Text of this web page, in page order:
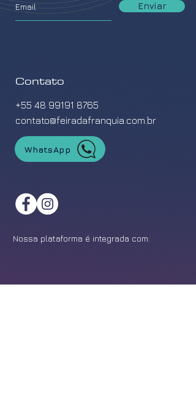
Enviar
Contato
+55 48 99191 8765
contato@feiradafranquia.com.br
WhatsApp
Nossa plataforma é integrada com: